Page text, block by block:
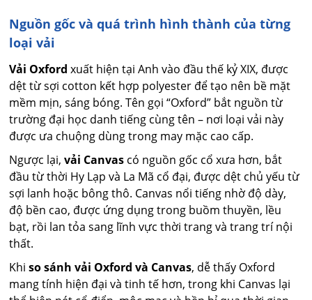
Nguồn gốc và quá trình hình thành của từng
loại vải
Vải Oxford xuất hiện tại Anh vào đầu thế kỷ XIX, được
dệt từ sợi cotton kết hợp polyester để tạo nên bề mặt
mềm mịn, sáng bóng. Tên gọi “Oxford” bắt nguồn từ
trường đại học danh tiếng cùng tên – nơi loại vải này
được ưa chuộng dùng trong may mặc cao cấp.
Ngược lại,vải Canvas có nguồn gốc cổ xưa hơn, bắt
đầu từ thời Hy Lạp và La Mã cổ đại, được dệt chủ yếu từ
sợi lanh hoặc bông thô. Canvas nổi tiếng nhờ độ dày,
độ bền cao, được ứng dụng trong buồm thuyền, lều
bạt, rồi lan tỏa sang lĩnh vực thời trang và trang trí nội
thất.
Khiso sánh vải Oxford và Canvas, dễ thấy Oxford
mang tính hiện đại và tinh tế hơn, trong khi Canvas lại